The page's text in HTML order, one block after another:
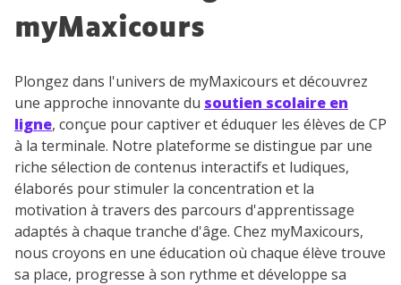
myMaxicours
Plongez dans l'univers de myMaxicours et découvrez
une approche innovante du soutien scolaire en
ligne, conçue pour captiver et éduquer les élèves de CP
à la terminale. Notre plateforme se distingue par une
riche sélection de contenus interactifs et ludiques,
élaborés pour stimuler la concentration et la
motivation à travers des parcours d'apprentissage
adaptés à chaque tranche d'âge. Chez myMaxicours,
nous croyons en une éducation où chaque élève trouve
sa place, progresse à son rythme et développe sa
savoir plus sur la gestion de vos données personnelles et
pour exercer vos droits, vous pouvez consulter
charte.
J’accepte de recevoir les actualités et des
communications de la part de
myMaxicours.
Votre adresse e-mail sera exclusivement utilisée pour
vous envoyer notre newsletter. Vous pourrez vous
désinscrire à tout moment, à travers le lien de
désinscription présent dans chaque newsletter. Pour
en savoir plus sur la gestion de vos données
personnelles et pour exercer vos droits, vous pouvez
consulternotre charte .